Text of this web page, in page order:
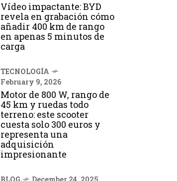
Vídeo impactante: BYD
revela en grabación cómo
añadir 400 km de rango
en apenas 5 minutos de
carga
TECNOLOGÍA
February 9, 2026
Motor de 800 W, rango de
45 km y ruedas todo
terreno: este scooter
cuesta solo 300 euros y
representa una
adquisición
impresionante